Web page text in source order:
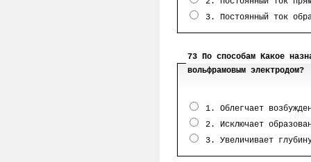
3. Постоянный ток
73 По способам Какое
вольфрамовым электродом?
1. Облегчает
2. Исключает
3. Увеличивает